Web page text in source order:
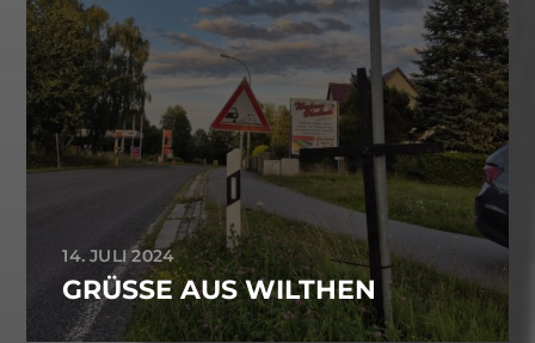
14. JULI 2024
GRÜSSE AUS WILTHEN